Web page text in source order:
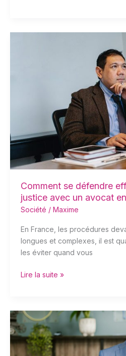
Comment se défendre
justice avec un avocat
Société / Maxime
En France, les procédures
longues et complexes, il est
les éviter quand vous
avocat
en
Essonne
?
Lire la suite »
Peut-
on
faire
un